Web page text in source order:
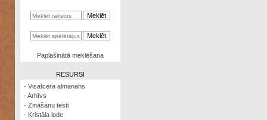
kalkulators
NomētātāsPaplašinātā meklēšana
RESURSI
· Visatcera almanahs
· Arhīvs
· Zināšanu testi
· Kristāla lode